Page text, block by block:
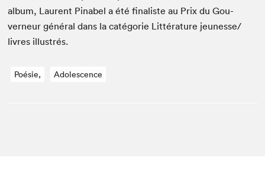
album, Lau­rent Pin­abel a été final­iste au Prix du Gou­
verneur général dans la caté­gorie Lit­téra­ture jeunesse/​
livres illustrés.
Poésie, Adolescence